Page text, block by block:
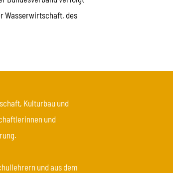
Wasserwirtschaft, des
Kulturbau und
und
und aus dem